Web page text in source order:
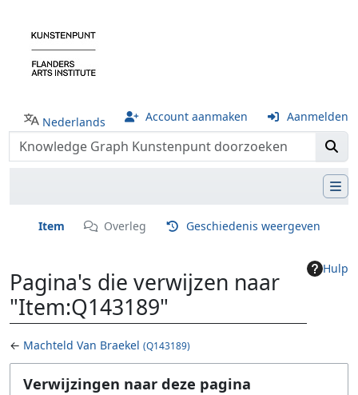
Nederlands Account aanmaken Aanmelden
Item Overleg Geschiedenis weergeven
Hulp
Pagina's die verwijzen naar
"Item:Q143189"
← Machteld Van Braekel (Q143189)
Ga naar:navigatie,zoeken
Verwijzingen naar deze pagina